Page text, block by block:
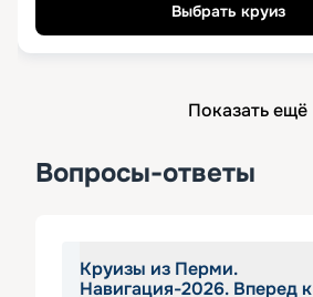
Выбрать круиз
Показать ещё
Вопросы-ответы
Круизы из Перми.
Навигация-2026. Вперед к